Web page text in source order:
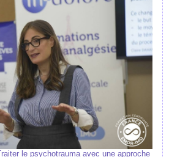
le psychotrauma avec une approche